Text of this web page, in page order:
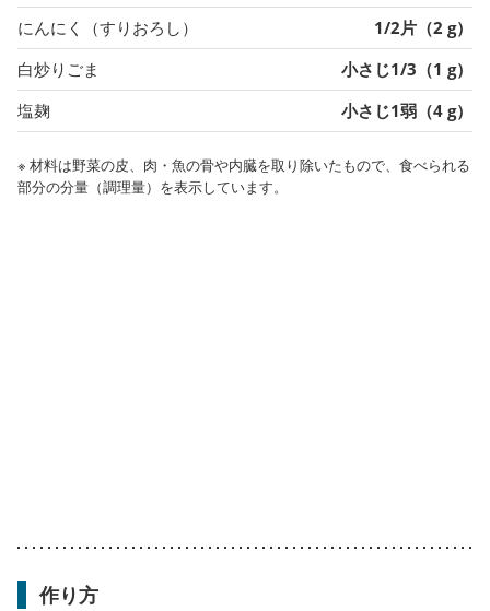
にんにく（すりおろし）
1/2片（2 g）
白炒りごま
小さじ1/3（1 g）
塩麹
小さじ1弱（4 g）
※ 材料は野菜の皮、肉・魚の骨や内臓を取り除いたもので、食べられる
部分の分量（調理量）を表示しています。
作り方